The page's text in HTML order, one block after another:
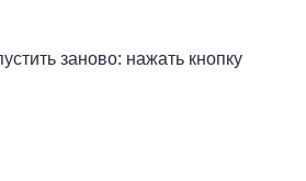
заново: нажать кнопку